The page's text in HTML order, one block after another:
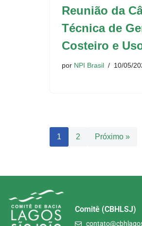
Reunião da
Técnica de
Costeiro e
por NPI Brasil 10/05/
1 2 Próximo »
Comitê (CBHLSJ)